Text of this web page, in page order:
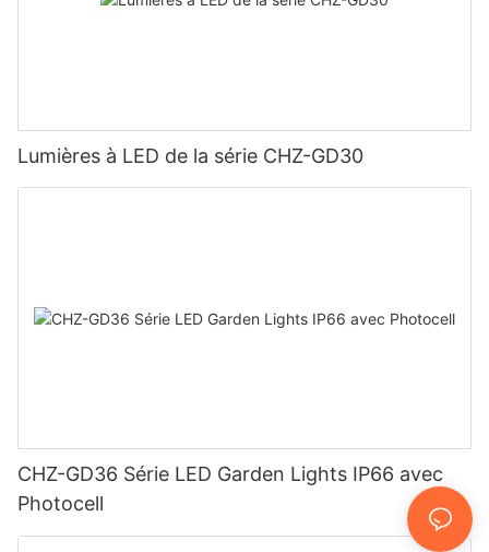
Lumières à LED de la série CHZ-GD30
CHZ-GD36 Série LED Garden Lights IP66 avec
Photocell